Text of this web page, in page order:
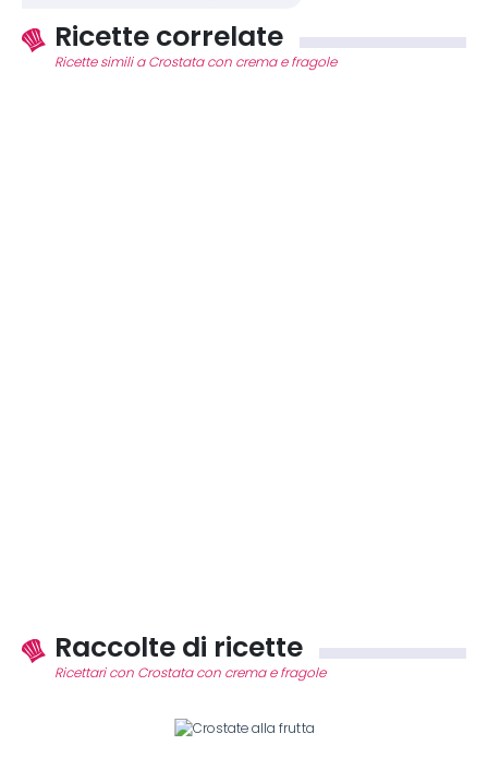
Ricette correlate
Ricette simili a Crostata con crema e fragole
Raccolte di ricette
Ricettari con Crostata con crema e fragole